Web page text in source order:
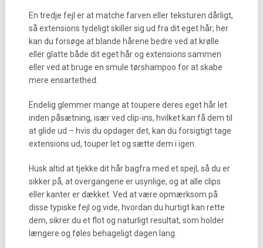
En tredje fejl er at matche farven eller teksturen dårligt,
så extensions tydeligt skiller sig ud fra dit eget hår; her
kan du forsøge at blande hårene bedre ved at krølle
eller glatte både dit eget hår og extensions sammen
eller ved at bruge en smule tørshampoo for at skabe
mere ensartethed.
Endelig glemmer mange at toupere deres eget hår let
inden påsætning, især ved clip-ins, hvilket kan få dem til
at glide ud – hvis du opdager det, kan du forsigtigt tage
extensions ud, touper let og sætte dem i igen.
Husk altid at tjekke dit hår bagfra med et spejl, så du er
sikker på, at overgangene er usynlige, og at alle clips
eller kanter er dækket. Ved at være opmærksom på
disse typiske fejl og vide, hvordan du hurtigt kan rette
dem, sikrer du et flot og naturligt resultat, som holder
længere og føles behageligt dagen lang.